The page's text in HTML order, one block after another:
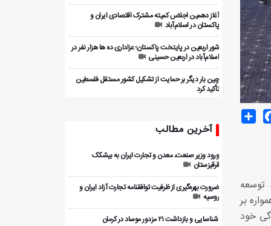
Share
توسعه
بر
خود
آغاز دهمین اجلاس کمیته مشترک اقتصادی ایران و
پاکستان در اسلام‌آباد
شور اربعین در پایتخت پاکستان؛ عزاداری ده ها هزار نفر در
اسلام‌آباد در اربعین حسینی
چین بار دیگر بر حمایت از تشکیل کشور مستقل فلسطین
تأکید کرد
آخرین مطالب
ورود وزیر صنعت، معدن و تجارت ایران به بیشکک
قرقیزستان
ضرورت بهره‌گیری از ظرفیت توافقنامه تجارت آزاد ایران و
روسیه
️ شناسایی و بازداشت ۲۱ مزدور موساد در کرمان